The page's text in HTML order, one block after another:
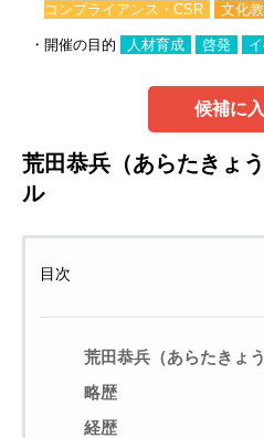
コンプライアンス・CSR
文化
・開催の目的 人材育成 啓発
候補に
荒⽥恭兵（あらたきょ
ル
目次
荒⽥恭兵（あらたきょ
略歴
経歴